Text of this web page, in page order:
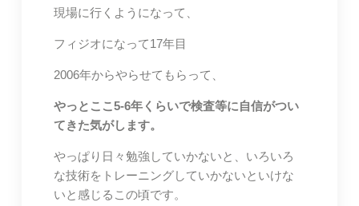
現場に行くようになって、
フィジオになって17年目
2006年からやらせてもらって、
やっとここ5-6年くらいで検査等に自信がつい
てきた気がします。
やっぱり日々勉強していかないと、いろいろ
な技術をトレーニングしていかないといけな
いと感じるこの頃です。